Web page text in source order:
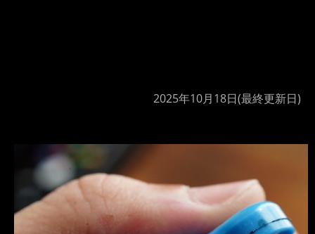
2025年10月18日(最終更新日)